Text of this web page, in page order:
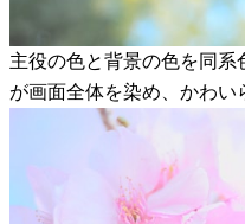
主役の色と背景の色を同
が画面全体を染め、かわい